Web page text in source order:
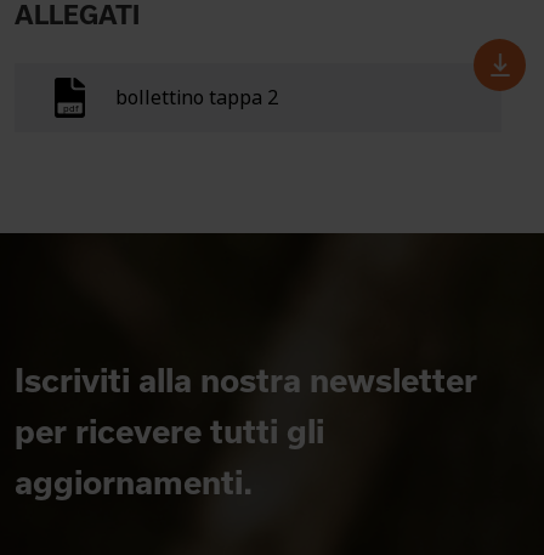
ALLEGATI
bollettino tappa 2
Iscriviti alla nostra newsletter
per ricevere tutti gli
aggiornamenti.